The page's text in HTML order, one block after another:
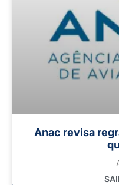
Anac revisa